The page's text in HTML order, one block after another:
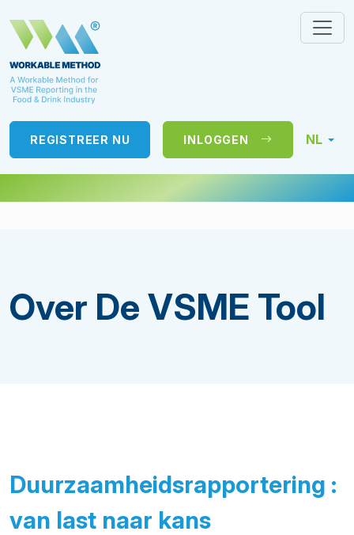
REGISTREER NU INLOGGEN NL
Over De VSME Tool
Duurzaamheidsrapportering :
van last naar kans